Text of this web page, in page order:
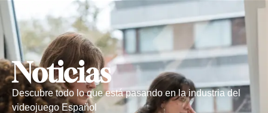
Noticias
Descubre todo lo que está pasando en la industria del
videojuego Español